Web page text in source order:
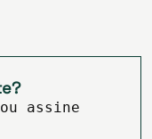
ou assine